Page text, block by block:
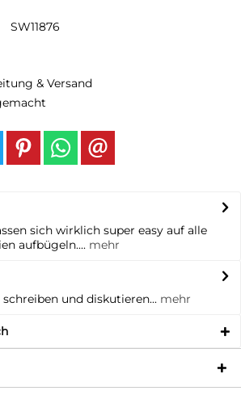
SW11876
& Versand
sich wirklich super easy auf alle
aufbügeln.... mehr
und diskutieren... mehr